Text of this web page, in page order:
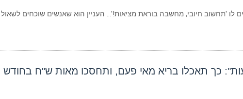
לו 'תחשוב חיובי, מחשבה בוראת מציאות!'… העניין הוא שאנשים שוכחים לשאול
כך תאכלו בריא מאי פעם, ותחסכו מאות ש"ח בחודש